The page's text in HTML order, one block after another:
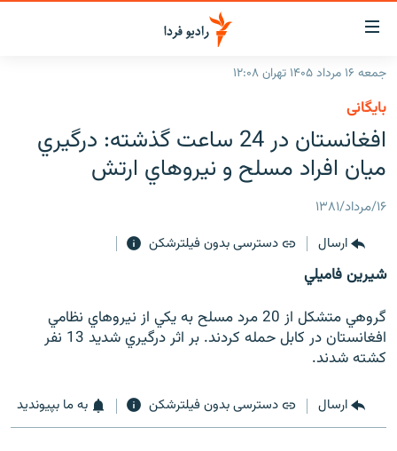
لینک‌های
قابلیت
دسترسی
بازگشت
بازگشت
اصلی
رفتن
صفحه
جستجو
صفحه اصلی
ایران
جهان
برنامه‌های رادیویی
فرکانس‌ها
پادکست
چندرسانه‌ای
گزارش‌های تصویری
گزارش‌های ویدئویی
زنان فردا
English
جمعه ۱۶ مرداد ۱۴۰۵ تهران ۱۲:۰۸
بایگانی
افغانستان در 24 ساعت گذشته: درگيري
ميان افراد مسلح و نيروهاي ارتش
۱۶/مرداد/۱۳۸۱
ارسال
دسترسی بدون فیلترشکن
شيرين فاميلي
گروهي متشكل از 20 مرد مسلح به يكي از نيروهاي نظامي
افغانستان در كابل حمله كردند. بر اثر درگيري شديد 13 نفر
كشته شدند.
ارسال دسترسی بدون فیلترشکن به ما بپیوندید